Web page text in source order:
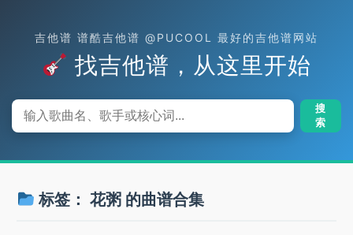
吉他谱 谱酷吉他谱 @PUCOOL 最好的吉他谱网站
找吉他谱，从这里开始
搜
索
标签： 花粥的曲谱合集